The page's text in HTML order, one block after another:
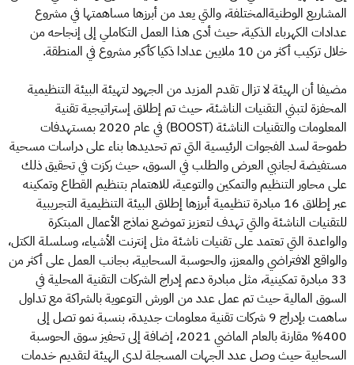
المشاريع الوطنيةالمختلفة، والتي يعد من أبرزها مساهمتها في مشروع
عدادات الكهرباء الذكية، حيث أدى هذا العمل التكاملي إلى إنجاحه من
خلال تركيب أكثر من 10 ملايين عدادا ذكيا كأكبر مشروع في المنطقة.
مضيفا أن الهيئة لا تزال تقدم المزيد من الجهود لتهيئة البيئة التنظيمية
المحفزة لتبني التقنيات الناشئة، حيث تم إطلاق إستراتيجية تقنية
المعلومات والتقنيات الناشئة (BOOST) في عام 2020 بمستهدفات
طموحة لسد الفجوات الرئيسية التي تم تحديدها بناء على دراسات مسحية
مستفيضة لجانبي العرض والطلب في السوق، حيث ركزت في تحقيق ذلك
على محاور التنظيم والتمكين والتوعية، للاهتمام بتنظيم القطاع وتمكينه
عبر إطلاق 16 مبادرة تنظيمية أبرزها إطلاق البيئة التنظيمية التجريبية
للتقنيات الناشئة والتي تهدف لتعزيز تموضع نماذج الأعمال المبتكرة
والواعدة التي تعتمد على تقنيات ناشئة مثل إنترنت الأشياء، وسلسلة الكتل،
والواقع الافتراضي والمعزز، والحوسبة السحابية، بجانب العمل على أكثر من
33 مبادرة تمكينية، مثل مبادرة دعم إدراج الشركات التقنية المحلية في
السوق المالية حيث تم عمل عدد من الورش التوعوية بالشراكة مع تداول
ساهمت بإدراج 9 شركات تقنية معلومات جديدة، بنسبة نمو تصل إلى
400% مقارنة بالعام الماضي 2021، إضافة إلى تحفيز سوق الحوسبة
السحابية حيث وصل عدد الجهات المسجلة لدى الهيئة لتقديم خدمات